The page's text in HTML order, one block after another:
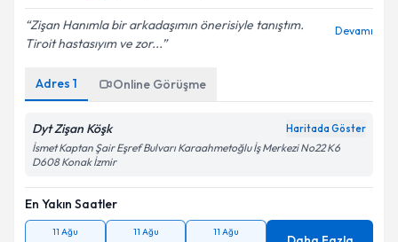
Zişan Hanımla bir arkadaşımın önerisiyle tanıştım.
Tiroit hastasıyım ve zor...
Devamı
Adres 1 Online Görüşme
Dyt Zişan Köşk Haritada Göster
İsmet Kaptan Şair Eşref Bulvarı Karaahmetoğlu İş Merkezi No22 K6
D608 Konak İzmir
En Yakın Saatler
11 Ağu 11 Ağu 11 Ağu